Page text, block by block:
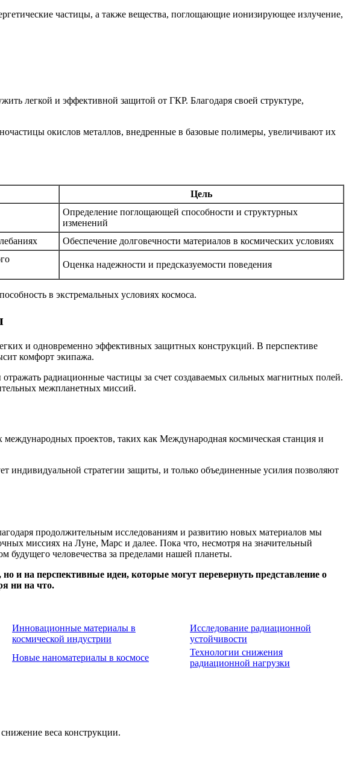
частицы, а также вещества, поглощающие ионизирующее излучение,
легкой и эффективной защитой от ГКР. Благодаря своей структуре,
окислов металлов, внедренные в базовые полимеры, увеличивают их
Цель
Определение поглощающей способности и структурных
изменений
Обеспечение долговечности материалов в космических условиях
Оценка надежности и предсказуемости поведения
в экстремальных условиях космоса.
и одновременно эффективных защитных конструкций. В перспективе
комфорт экипажа.
радиационные частицы за счет создаваемых сильных магнитных полей.
межпланетных миссий.
проектов, таких как Международная космическая станция и
индивидуальной стратегии защиты, и только объединенные усилия позволяют
продолжительным исследованиям и развитию новых материалов мы
миссиях на Луне, Марс и далее. Пока что, несмотря на значительный
человечества за пределами нашей планеты.
и на перспективные идеи, которые могут перевернуть представление о
ни на что.
Инновационные материалы в
космической индустрии
Исследование радиационной
устойчивости
Новые наноматериалы в космосе
Технологии снижения
радиационной нагрузки
веса конструкции.